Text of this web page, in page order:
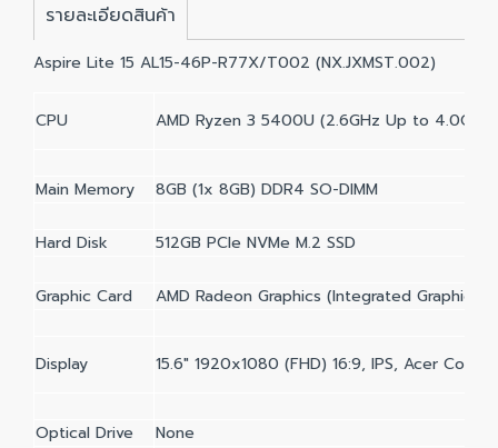
รายละเอียดสินค้า
Aspire Lite 15 AL15-46P-R77X/T002 (NX.JXMST.002)
CPU AMD Ryzen 3 5400U (2.6GHz Up to
Main Memory 8GB (1x 8GB) DDR4 SO-DIMM
Hard Disk 512GB PCIe NVMe M.2 SSD
Graphic Card AMD Radeon Graphics (Integrated Graphics)
Display 15.6" 1920x1080 (FHD) 16:9, IPS, Acer
Optical Drive None